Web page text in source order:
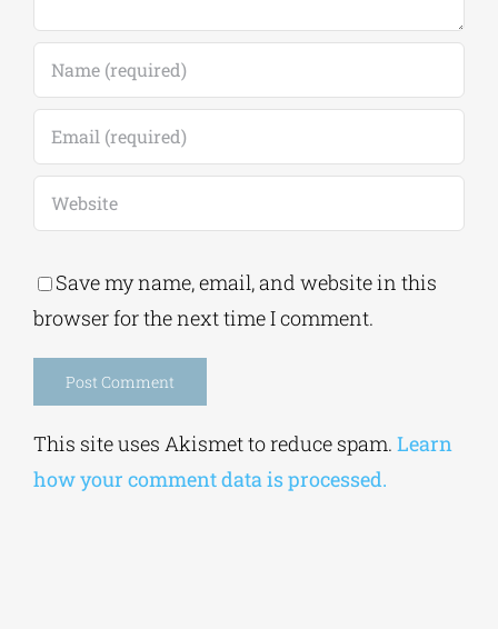
Save my name, email, and website in this
browser for the next time I comment.
Alternative:
This site uses Akismet to reduce spam.